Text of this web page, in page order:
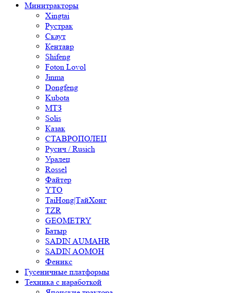
Минитракторы
Xingtai
Рустрак
Скаут
Кентавр
Shifeng
Foton Lovol
Jinma
Dongfeng
Kubota
МТЗ
Solis
Казак
СТАВРОПОЛЕЦ
Русич / Rusich
Уралец
Rossel
Файтер
YTO
TaiHong|ТайХонг
TZR
GEOMETRY
Батыр
SADIN AUMAHR
SADIN AOMOH
Феникс
Гусеничные платформы
Техника с наработкой